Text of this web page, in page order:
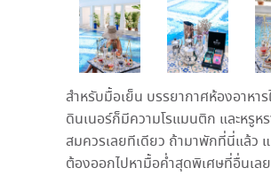
สำหรับมื้อเย็น บรรยากาศห้องอาหาร
ดินเนอร์ก็มีความโรแมนติก และหรูห
สมควรเลยทีเดียว ถ้ามาพักที่นี่แล้ว แ
ต้องออกไปหามื้อค่ำสุดพิเศษที่อื่นเลย